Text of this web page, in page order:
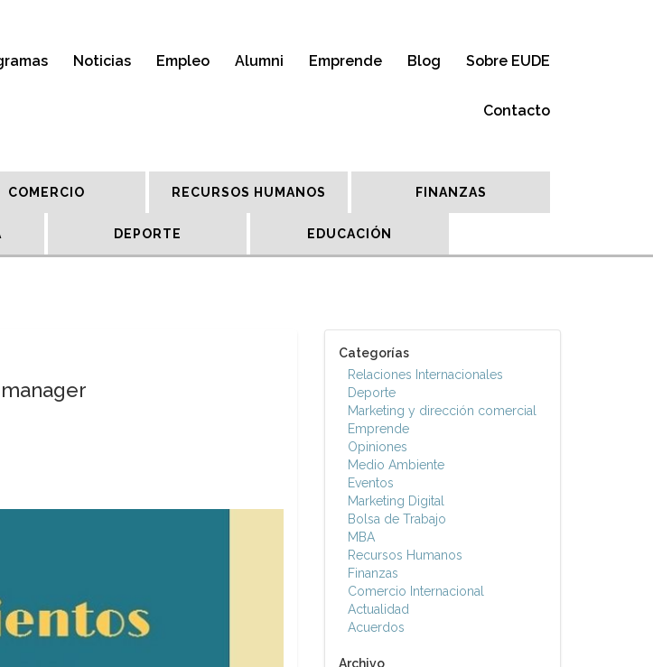
Noticias Empleo Alumni Emprende Blog Sobre EUDE
Contacto
COMERCIO RECURSOS HUMANOS FINANZAS
DEPORTE EDUCACIÓN
Categorías
Relaciones Internacionales
Deporte
Marketing y dirección comercial
Emprende
Opiniones
Medio Ambiente
Eventos
Marketing Digital
Bolsa de Trabajo
MBA
Recursos Humanos
Finanzas
Comercio Internacional
Actualidad
Acuerdos
Archivo